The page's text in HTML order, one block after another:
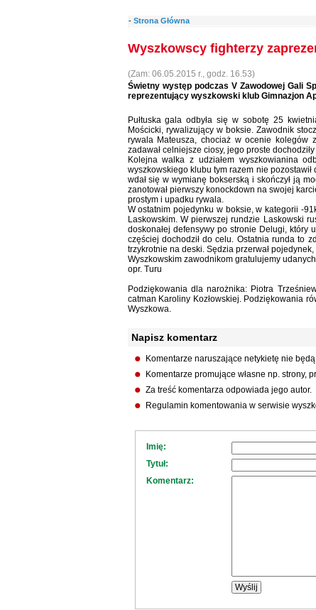
- Strona Główna
Wyszkowscy fighterzy
(Zam: 06.05.2015 r., godz. 16.53)
Świetny występ podczas V Zawodowej Gali
reprezentujący wyszkowski klub Gimnazjon
Pułtuska gala odbyła się w sobotę 25
Mościcki, rywalizujący w boksie. Zawodnik
rywala Mateusza, chociaż w ocenie kolegów
zadawał celniejsze ciosy, jego proste
Kolejna walka z udziałem wyszkowianina
wyszkowskiego klubu tym razem nie
wdał się w wymianę bokserską i skończył ją
zanotował pierwszy konockdown na swojej
prostym i upadku rywala.
W ostatnim pojedynku w boksie, w kategorii -
Laskowskim. W pierwszej rundzie Laskowski
doskonałej defensywy po stronie Delugi, który
częściej dochodził do celu. Ostatnia runda to
trzykrotnie na deski. Sędzia przerwał
Wyszkowskim zawodnikom gratulujemy
opr. Turu
Podziękowania dla narożnika: Piotra
catman Karoliny Kozłowskiej. Podziękowania
Wyszkowa.
Napisz komentarz
Komentarze naruszające netykietę nie
Komentarze promujące własne np. strony,
Za treść komentarza odpowiada jego autor.
Regulamin komentowania w serwisie
Imię:
Tytuł:
Komentarz: